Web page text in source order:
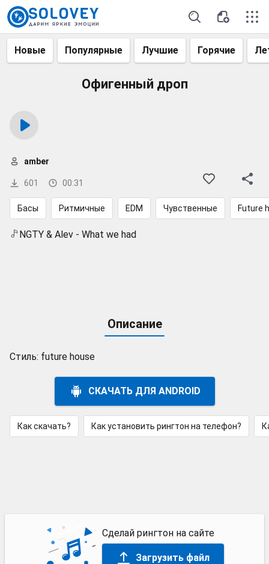
Новые Популярные Лучшие Горячие
Офигенный дроп
601 00:31
amber
Басы Ритмичные EDM Чувственные Future
NGTY & Alev - What we had
Описание
Стиль: future house
СКАЧАТЬ ДЛЯ ANDROID
Как скачать? Как установить рингтон на телефон?
Сделай рингтон на сайте
Загрузить файл